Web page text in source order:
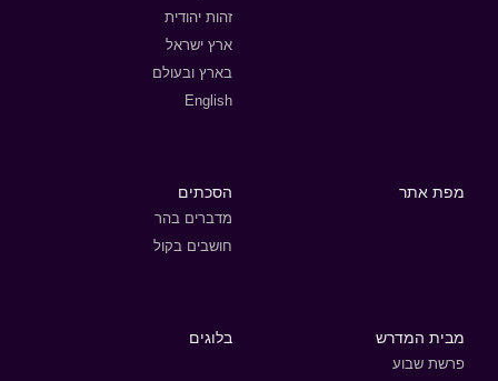
זהות יהודית
ארץ ישראל
בארץ ובעולם
English
מפת אתר הסכתים
מדברים בהר
חושבים בקול
מבית המדרש
פרשת שבוע
בלוגים